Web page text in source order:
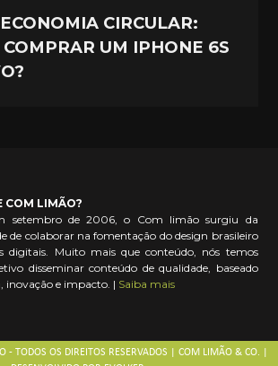
CIRCULAR:
UM IPHONE 6S
COM LIMÃO?
setembro de 2006, o Com limão surgiu da
de colaborar na fomentação do design brasileiro
digitais. Muito mais que conteúdo, nós temos
disseminar conteúdo de qualidade, baseado
inovação e impacto. | Saiba mais
TODOS OS DIREITOS RESERVADOS | COM LIMÃO & CO. |